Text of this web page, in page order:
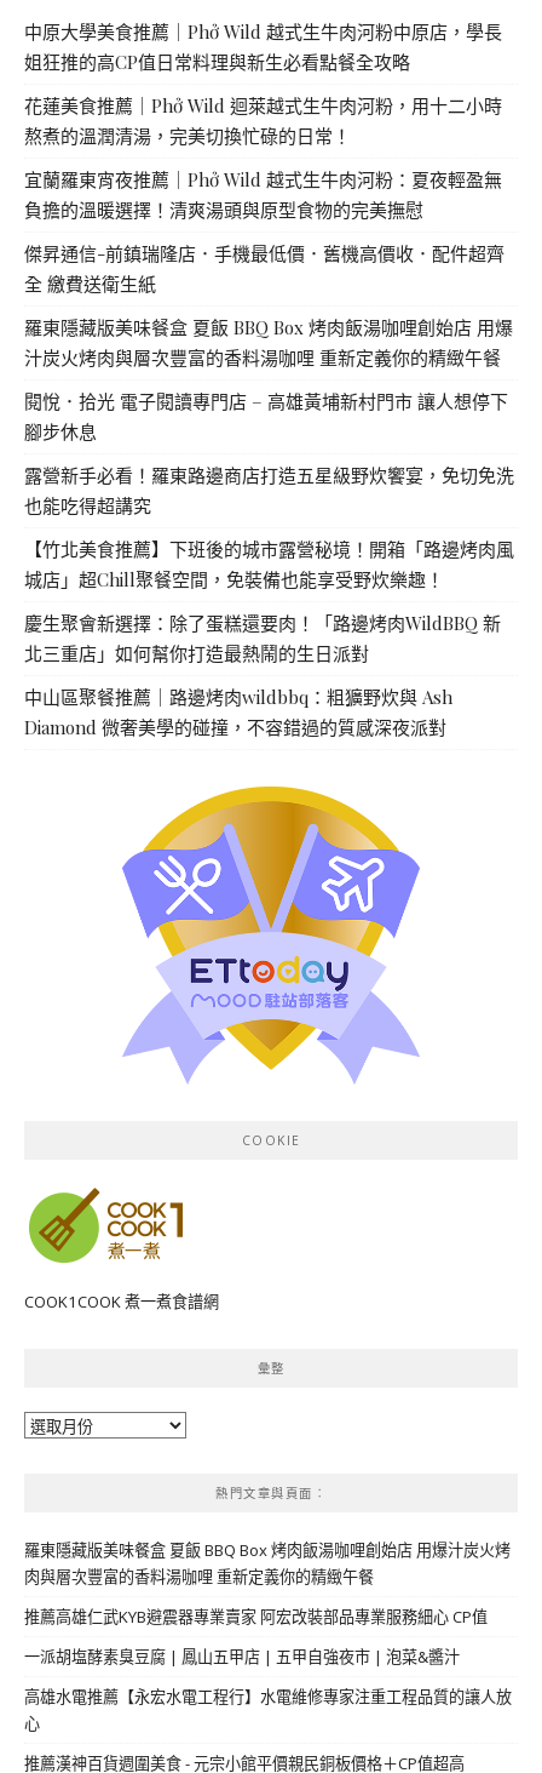
中原大學美食推薦｜Phở Wild 越式生牛肉河粉中原店，學長
姐狂推的高CP值日常料理與新生必看點餐全攻略
花蓮美食推薦｜Phở Wild 迴萊越式生牛肉河粉，用十二小時
熬煮的溫潤清湯，完美切換忙碌的日常！
宜蘭羅東宵夜推薦｜Phở Wild 越式生牛肉河粉：夏夜輕盈無
負擔的溫暖選擇！清爽湯頭與原型食物的完美撫慰
傑昇通信-前鎮瑞隆店．手機最低價．舊機高價收．配件超齊
全 繳費送衛生紙
羅東隱藏版美味餐盒 夏飯 BBQ Box 烤肉飯湯咖哩創始店 用爆
汁炭火烤肉與層次豐富的香料湯咖哩 重新定義你的精緻午餐
閱悅．拾光 電子閱讀專門店 – 高雄黃埔新村門市 讓人想停下
腳步休息
露營新手必看！羅東路邊商店打造五星級野炊饗宴，免切免洗
也能吃得超講究
【竹北美食推薦】下班後的城市露營秘境！開箱「路邊烤肉風
城店」超Chill聚餐空間，免裝備也能享受野炊樂趣！
慶生聚會新選擇：除了蛋糕還要肉！「路邊烤肉WildBBQ 新
北三重店」如何幫你打造最熱鬧的生日派對
中山區聚餐推薦｜路邊烤肉wildbbq：粗獷野炊與 Ash
Diamond 微奢美學的碰撞，不容錯過的質感深夜派對
COOKIE
COOK1COOK 煮一煮食譜網
彙整
彙
熱門文章與頁面︰
羅東隱藏版美味餐盒 夏飯 BBQ Box 烤肉飯湯咖哩創始店 用爆汁炭火烤
肉與層次豐富的香料湯咖哩 重新定義你的精緻午餐
推薦高雄仁武KYB避震器專業賣家 阿宏改裝部品專業服務細心 CP值
一派胡塩酵素臭豆腐 | 鳳山五甲店 | 五甲自強夜市 | 泡菜&醬汁
高雄水電推薦【永宏水電工程行】水電維修專家注重工程品質的讓人放
心
推薦漢神百貨週圍美食 - 元宗小館平價親民銅板價格＋CP值超高